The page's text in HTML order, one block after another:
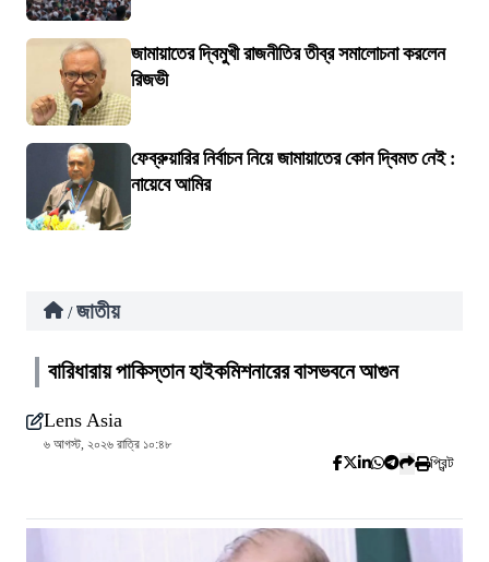
জামায়াতের দ্বিমুখী রাজনীতির তীব্র সমালোচনা করলেন
রিজভী
ফেব্রুয়ারির নির্বাচন নিয়ে জামায়াতের কোন দ্বিমত নেই :
নায়েবে আমির
/ জাতীয়
বারিধারায় পাকিস্তান হাইকমিশনারের বাসভবনে আগুন
Lens Asia
৬ আগস্ট, ২০২৬ রাত্রি ১০:৪৮
প্রিন্ট